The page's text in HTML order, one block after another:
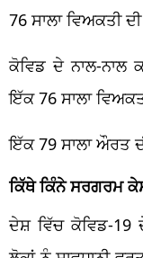
76 ਸਾਲਾ ਵਿਅਕਤੀ
ਕੋਵਿਡ ਦੇ ਨਾਲ-ਨਾਲ
ਇੱਕ 76 ਸਾਲਾ
ਇੱਕ 79 ਸਾਲਾ ਔਰਤ
ਕਿੱਥੇ ਕਿੰਨੇ ਸਰਗਰਮ
ਦੇਸ਼ ਵਿੱਚ ਕੋਵਿਡ-